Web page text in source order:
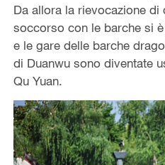
Da allora la rievocazione di
soccorso con le barche si
e le gare delle barche
di Duanwu sono diventate
Qu Yuan.